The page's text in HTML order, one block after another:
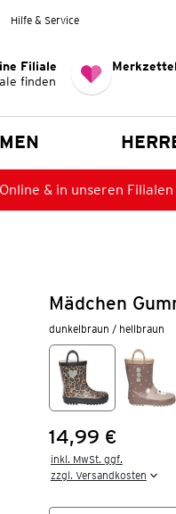
Hilfe & Service
Filiale
finden
Merkzettel
& in unseren Filialen
Mädchen
dunkelbraun / hellbraun
Preis:
14,99 €
inkl. MwSt. ggf.
zzgl. Versandkosten